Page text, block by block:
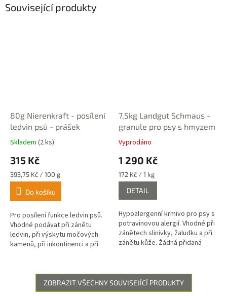
Související produkty
80g Nierenkraft - posílení
ledvin psů - prášek
Průměrné
produktu
je
4,5
5
hvězdiček.
Skladem (2 ks)
315 Kč
Měrná
cena:
393,75 Kč / 100 g
Do košíku
Pro posílení funkce ledvin psů.
Vhodné podávat při zánětu
ledvin, při výskytu močových
kamenů, při inkontinenci a při
7,5kg Landgut Schmaus -
granule pro psy s hmyzem
Průměrné
produktu
je
5,0
5
hvězdiček.
Vyprodáno
1 290 Kč
Měrná
cena:
172 Kč / 1 kg
DETAIL
Hypoalergenní krmivo pro psy s
potravinovou alergií. Vhodné při
zánětech slinivky, žaludku a při
zánětu kůže. Žádná přidaná
ZOBRAZIT VŠECHNY SOUVISEJÍCÍ PRODUKTY